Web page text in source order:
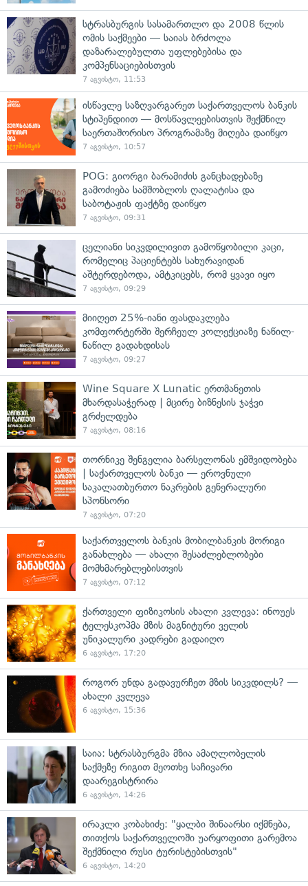
სტრასბურგის სასამართლო და 2008 წლის
ომის საქმეები — საიას ბრძოლა
დაზარალებულთა უფლებებისა და
კომპენსაციებისთვის
7 აგვისტო, 11:53
ისწავლე საზღვარგარეთ საქართველოს ბანკის
სტიპენდიით — მოსწავლეებისთვის შექმნილ
საერთაშორისო პროგრამაზე მიღება დაიწყო
7 აგვისტო, 10:57
POG: გიორგი ბარამიძის განცხადებაზე
გამოძიება სამშობლოს ღალატისა და
საბოტაჟის ფაქტზე დაიწყო
7 აგვისტო, 09:31
ცელიანი სიკვდილივით გამოწყობილი კაცი,
რომელიც პაციენტებს სახურავიდან
აშტერდებოდა, ამტკიცებს, რომ ყვავი იყო
7 აგვისტო, 09:29
მიიღეთ 25%-იანი ფასდაკლება
კომფორტერში შერჩეულ კოლექციაზე ნაწილ-
ნაწილ გადახდისას
7 აგვისტო, 09:27
Wine Square X Lunatic ერთმანეთის
მხარდასაჭერად | მცირე ბიზნესის ჯაჭვი
გრძელდება
7 აგვისტო, 08:16
თორნიკე შენგელია ბარსელონას ემშვიდობება
| საქართველოს ბანკი — ეროვნული
საკალათბურთო ნაკრების გენერალური
სპონსორი
7 აგვისტო, 07:20
საქართველოს ბანკის მობილბანკის მორიგი
განახლება — ახალი შესაძლებლობები
მომხმარებლებისთვის
7 აგვისტო, 07:12
ქართველი ფიზიკოსის ახალი კვლევა: ინოუეს
ტელესკოპმა მზის მაგნიტური ველის
უნიკალური კადრები გადაიღო
6 აგვისტო, 17:20
როგორ უნდა გადავურჩეთ მზის სიკვდილს? —
ახალი კვლევა
6 აგვისტო, 15:36
საია: სტრასბურგმა მზია ამაღლობელის
საქმეზე რიგით მეოთხე საჩივარი
დაარეგისტრირა
6 აგვისტო, 14:26
ირაკლი კობახიძე: "ყალბი შინაარსი იქმნება,
თითქოს საქართველოში უარყოფითი გარემოა
შექმნილი რუსი ტურისტებისთვის"
6 აგვისტო, 14:20